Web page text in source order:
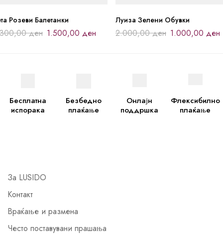
Розеви Балетанки
ден 1.500,00 ден
Луиза Зелени Обувки
2.000,00ден 1.000,00 ден
Бесплатна
испорака
Безбедно
плаќање
Онлајн
поддршка
Флексибилно
плаќање
За LUSIDO
Контакт
Враќање и размена
Често поставувани прашања